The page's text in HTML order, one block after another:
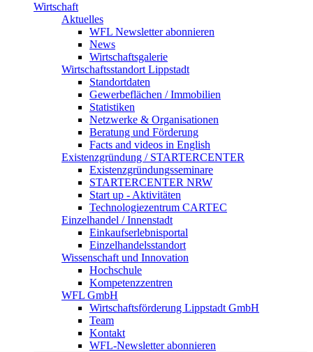
Wirtschaft
Aktuelles
WFL Newsletter abonnieren
News
Wirtschaftsgalerie
Wirtschafts­­standort Lippstadt
Standortdaten
Gewerbeflächen / Immobilien
Statistiken
Netzwerke & Organisationen
Beratung und Förderung
Facts and videos in English
Existenz­gründung / STARTERCENTER
Existenzgründungsseminare
STARTERCENTER NRW
Start up - Aktivitäten
Technologiezentrum CARTEC
Einzelhandel / Innenstadt
Einkaufserlebnisportal
Einzelhandelsstandort
Wissenschaft und Innovation
Hochschule
Kompetenzzentren
WFL GmbH
Wirtschaftsförderung Lippstadt GmbH
Team
Kontakt
WFL-Newsletter abonnieren